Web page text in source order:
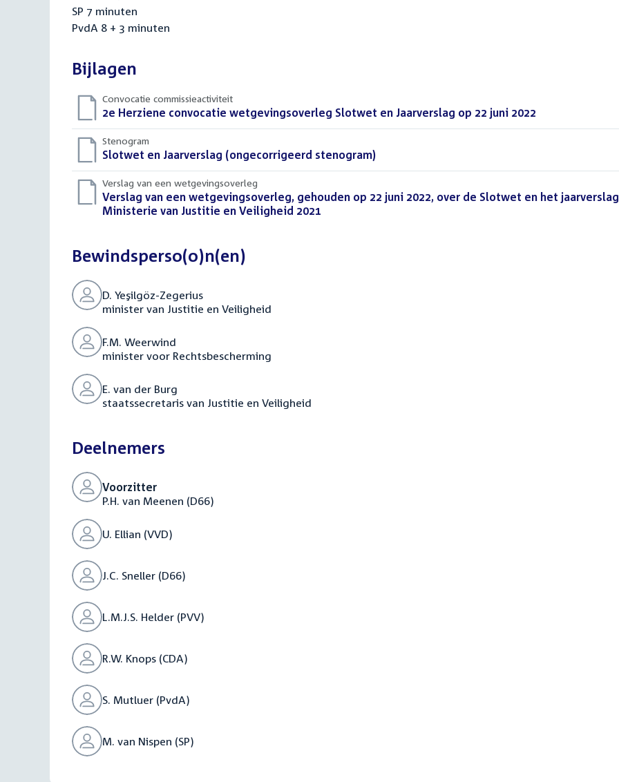
SP 7 minuten
PvdA 8 + 3 minuten
Bijlagen
Convocatie commissieactiviteit
Download
bestand:
2e Herziene convocatie wetgevingsoverleg Slotwet en Jaarverslag op 22 juni 2022
Stenogram
Download
bestand:
Slotwet en Jaarverslag (ongecorrigeerd stenogram)
Verslag van een wetgevingsoverleg
Download
bestand:
Verslag van een wetgevingsoverleg, gehouden op 22 juni 2022, over de Slotwet en het jaarverslag
Ministerie van Justitie en Veiligheid 2021
Bewindsperso(o)n(en)
D. Yeşilgöz-Zegerius
minister van Justitie en Veiligheid
F.M. Weerwind
minister voor Rechtsbescherming
E. van der Burg
staatssecretaris van Justitie en Veiligheid
Deelnemers
Voorzitter
P.H. van Meenen (D66)
U. Ellian (VVD)
J.C. Sneller (D66)
L.M.J.S. Helder (PVV)
R.W. Knops (CDA)
S. Mutluer (PvdA)
M. van Nispen (SP)